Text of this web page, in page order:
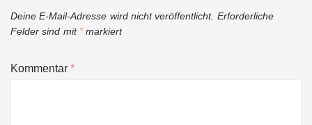
Deine E-Mail-Adresse wird nicht veröffentlicht. Erforderliche
Felder sind mit *markiert
Kommentar*